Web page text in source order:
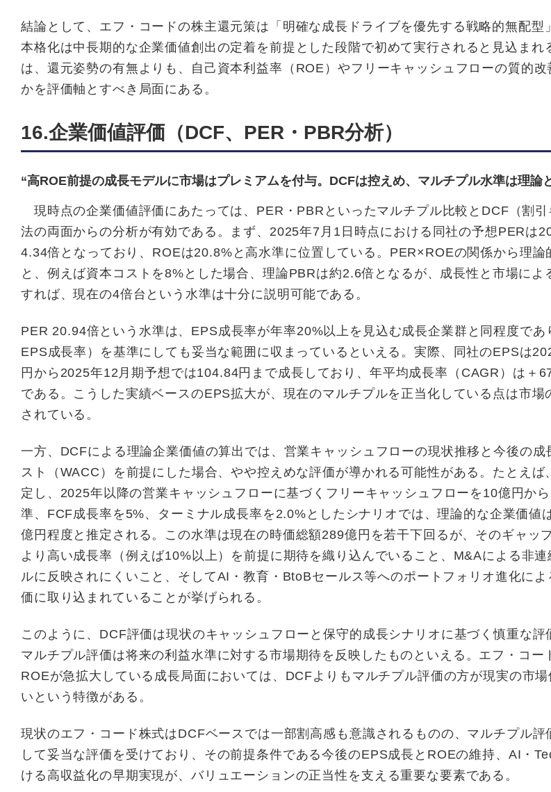
結論として、エフ・コードの株主還元策は「明確な成長ドライブを優先する戦略的無配型
本格化は中長期的な企業価値創出の定着を前提とした段階で初めて実行されると見込まれ
は、還元姿勢の有無よりも、自己資本利益率（ROE）やフリーキャッシュフローの質的改
かを評価軸とすべき局面にある。
16.企業価値評価（DCF、PER・PBR分析）
“高ROE前提の成長モデルに市場はプレミアムを付与。DCFは控えめ、マルチプル水準は理論
現時点の企業価値評価にあたっては、PER・PBRといったマルチプル比較とDCF（割引
法の両面からの分析が有効である。まず、2025年7月1日時点における同社の予想PERは
4.34倍となっており、ROEは20.8%と高水準に位置している。PER×ROEの関係から理論
と、例えば資本コストを8%とした場合、理論PBRは約2.6倍となるが、成長性と市場によ
すれば、現在の4倍台という水準は十分に説明可能である。
PER 20.94倍という水準は、EPS成長率が年率20%以上を見込む成長企業群と同程度であ
EPS成長率）を基準にしても妥当な範囲に収まっているといえる。実際、同社のEPSは
円から2025年12月期予想では104.84円まで成長しており、年平均成長率（CAGR）は＋
である。こうした実績ベースのEPS拡大が、現在のマルチプルを正当化している点は市場
されている。
一方、DCFによる理論企業価値の算出では、営業キャッシュフローの現状推移と今後の成
スト（WACC）を前提にした場合、やや控えめな評価が導かれる可能性がある。たとえば
定し、2025年以降の営業キャッシュフローに基づくフリーキャッシュフローを10億円か
準、FCF成長率を5%、ターミナル成長率を2.0%としたシナリオでは、理論的な企業価値
億円程度と推定される。この水準は現在の時価総額289億円を若干下回るが、そのギャッ
より高い成長率（例えば10%以上）を前提に期待を織り込んでいること、M&Aによる非
ルに反映されにくいこと、そしてAI・教育・BtoBセールス等へのポートフォリオ進化に
価に取り込まれていることが挙げられる。
このように、DCF評価は現状のキャッシュフローと保守的成長シナリオに基づく慎重な評
マルチプル評価は将来の利益水準に対する市場期待を反映したものといえる。エフ・コー
ROEが急拡大している成長局面においては、DCFよりもマルチプル評価の方が現実の市
いという特徴がある。
現状のエフ・コード株式はDCFベースでは一部割高感も意識されるものの、マルチプル評
して妥当な評価を受けており、その前提条件である今後のEPS成長とROEの維持、AI・
ける高収益化の早期実現が、バリュエーションの正当性を支える重要な要素である。